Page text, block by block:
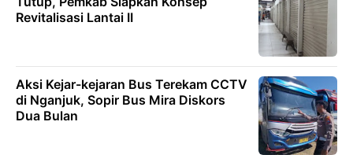
Revitalisasi Lantai II
Aksi Kejar-kejaran Bus Terekam CCTV
di Nganjuk, Sopir Bus Mira Diskors
Dua Bulan